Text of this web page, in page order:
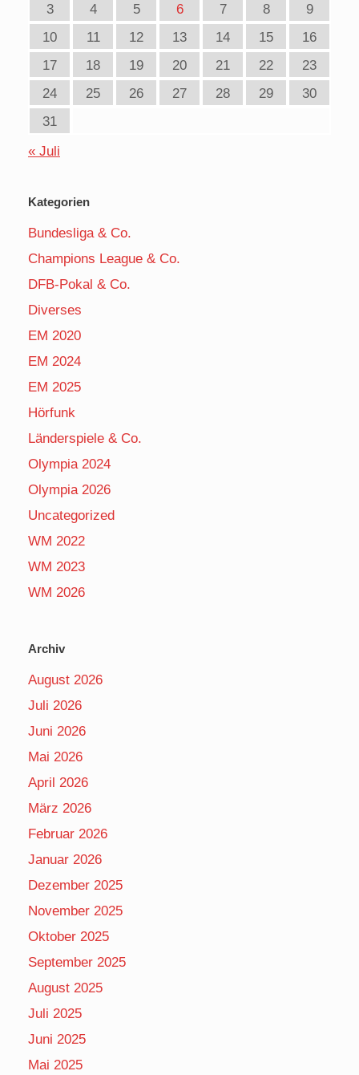
3
4 5 6 7 8
9
10
11 12 13 14 15
16
17
18 19 20 21 22
23
24
25 26 27 28 29
30
31
« Juli
Kategorien
Bundesliga & Co.
Champions League & Co.
DFB-Pokal & Co.
Diverses
EM 2020
EM 2024
EM 2025
Hörfunk
Länderspiele & Co.
Olympia 2024
Olympia 2026
Uncategorized
WM 2022
WM 2023
WM 2026
Archiv
August 2026
Juli 2026
Juni 2026
Mai 2026
April 2026
März 2026
Februar 2026
Januar 2026
Dezember 2025
November 2025
Oktober 2025
September 2025
August 2025
Juli 2025
Juni 2025
Mai 2025